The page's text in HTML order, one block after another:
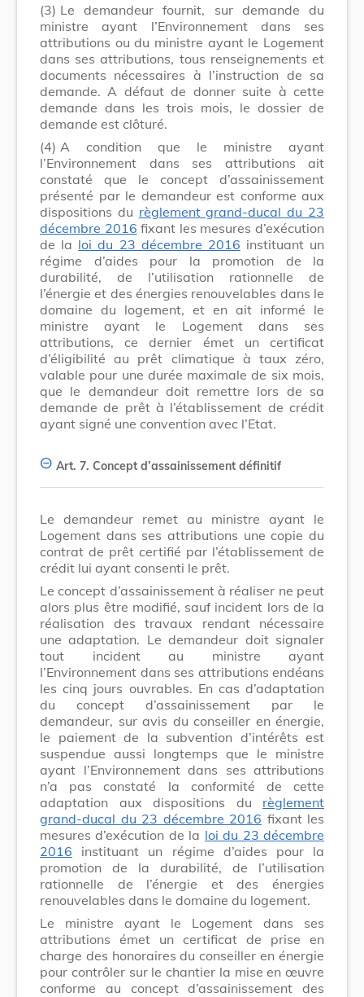
(3) Le demandeur fournit, sur demande du
ministre ayant l’Environnement dans ses
attributions ou du ministre ayant le Logement
dans ses attributions, tous renseignements et
documents nécessaires à l’instruction de sa
demande. A défaut de donner suite à cette
demande dans les trois mois, le dossier de
demande est clôturé.
(4) A condition que le ministre ayant
l’Environnement dans ses attributions ait
constaté que le concept d’assainissement
présenté par le demandeur est conforme aux
dispositions du règlement grand-ducal du 23
décembre 2016 fixant les mesures d’exécution
de la loi du 23 décembre 2016 instituant un
régime d’aides pour la promotion de la
durabilité, de l’utilisation rationnelle de
l’énergie et des énergies renouvelables dans le
domaine du logement, et en ait informé le
ministre ayant le Logement dans ses
attributions, ce dernier émet un certificat
d’éligibilité au prêt climatique à taux zéro,
valable pour une durée maximale de six mois,
que le demandeur doit remettre lors de sa
demande de prêt à l’établissement de crédit
ayant signé une convention avec l’Etat.
Art. 7. Concept d’assainissement définitif
Le demandeur remet au ministre ayant le
Logement dans ses attributions une copie du
contrat de prêt certifié par l’établissement de
crédit lui ayant consenti le prêt.
Le concept d’assainissement à réaliser ne peut
alors plus être modifié, sauf incident lors de la
réalisation des travaux rendant nécessaire
une adaptation. Le demandeur doit signaler
tout incident au ministre ayant
l’Environnement dans ses attributions endéans
les cinq jours ouvrables. En cas d’adaptation
du concept d’assainissement par le
demandeur, sur avis du conseiller en énergie,
le paiement de la subvention d’intérêts est
suspendue aussi longtemps que le ministre
ayant l’Environnement dans ses attributions
n’a pas constaté la conformité de cette
adaptation aux dispositions du règlement
grand-ducal du 23 décembre 2016 fixant les
mesures d’exécution de la loi du 23 décembre
2016 instituant un régime d’aides pour la
promotion de la durabilité, de l’utilisation
rationnelle de l’énergie et des énergies
renouvelables dans le domaine du logement.
Le ministre ayant le Logement dans ses
attributions émet un certificat de prise en
charge des honoraires du conseiller en énergie
pour contrôler sur le chantier la mise en œuvre
conforme au concept d’assainissement des